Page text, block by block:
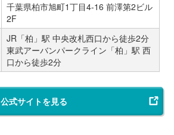
千葉県柏市旭町1丁目4-16 前澤第2ビル
2F
JR「柏」駅 中央改札西口から徒歩2分
東武アーバンパークライン「柏」駅 西
口から徒歩2分
公式サイトを見る